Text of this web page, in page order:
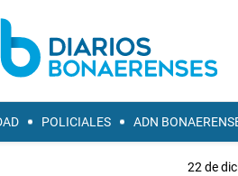
POLICIALES ADN
22 de